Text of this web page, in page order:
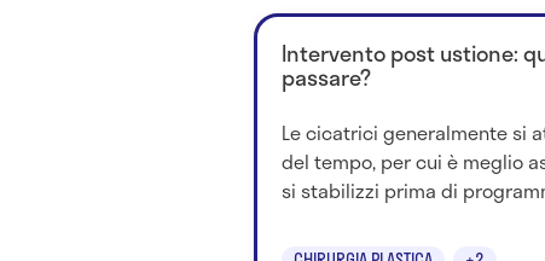
Intervento post ustione:
passare?
Le cicatrici generalmente si
del tempo, per cui è meglio
si stabilizzi prima di